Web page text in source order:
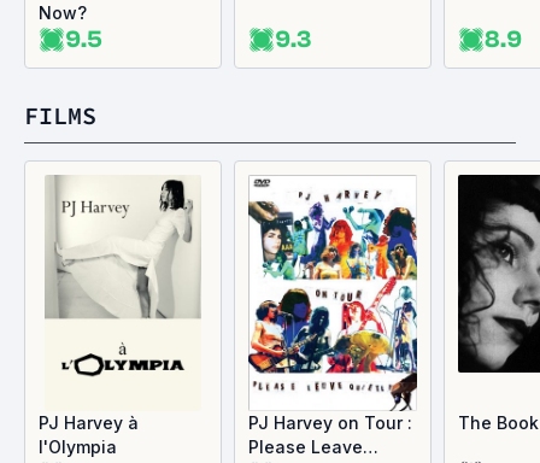
Now?
9.5 9.3 8.9
FILMS
PJ Harvey à
l'Olympia
PJ Harvey on Tour :
Please Leave
The